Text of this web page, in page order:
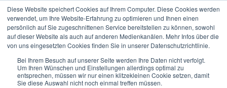
Diese Website speichert Cookies auf Ihrem Computer. Diese Cookies werden
verwendet, um Ihre Website-Erfahrung zu optimieren und Ihnen einen
persönlich auf Sie zugeschnittenen Service bereitstellen zu können, sowohl
auf dieser Website als auch auf anderen Medienkanälen. Mehr Infos über die
von uns eingesetzten Cookies finden Sie in unserer Datenschutzrichtlinie.
Bei Ihrem Besuch auf unserer Seite werden Ihre Daten nicht verfolgt.
Um Ihren Wünschen und Einstellungen allerdings optimal zu
entsprechen, müssen wir nur einen klitzekleinen Cookie setzen, damit
Sie diese Auswahl nicht noch einmal treffen müssen.
Climedo FAQs
Welche Hilfestellung bietet
Climedo in Bezug auf die EU-MDR
(Medizinprodukteverordnung)?